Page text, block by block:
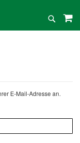
Suche
E-Mail-Adresse an.